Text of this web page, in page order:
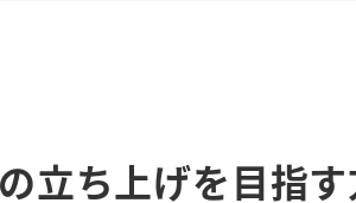
立ち上げを目指